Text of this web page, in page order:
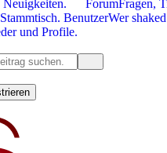
ForumFragen,
BenutzerWer
und Profile.